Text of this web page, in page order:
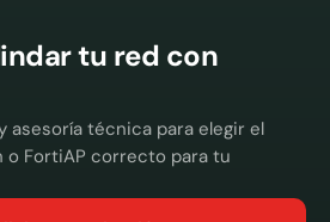
tu red con
asesoría técnica para elegir el
o FortiAP correcto para tu